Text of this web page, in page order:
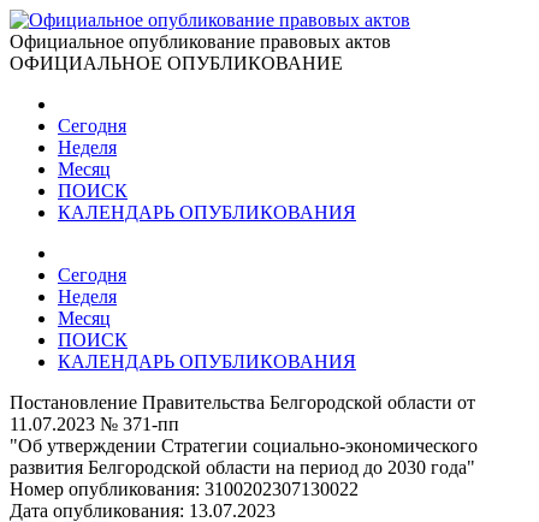
Официальное опубликование правовых актов
ОФИЦИАЛЬНОЕ ОПУБЛИКОВАНИЕ
Сегодня
Неделя
Месяц
ПОИСК
КАЛЕНДАРЬ ОПУБЛИКОВАНИЯ
Сегодня
Неделя
Месяц
ПОИСК
КАЛЕНДАРЬ ОПУБЛИКОВАНИЯ
Постановление Правительства Белгородской области от
11.07.2023 № 371-пп
"Об утверждении Стратегии социально-экономического
развития Белгородской области на период до 2030 года"
Номер опубликования: 3100202307130022
Дата опубликования: 13.07.2023